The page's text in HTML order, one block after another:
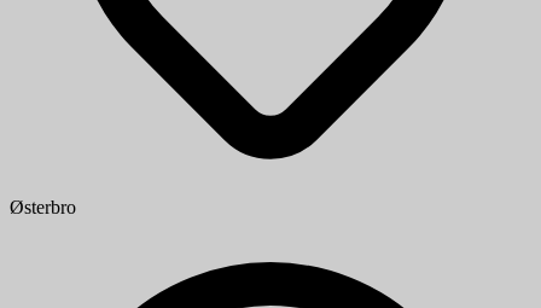
Østerbro